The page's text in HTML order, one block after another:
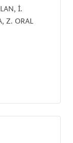
İ.
Z. ORAL